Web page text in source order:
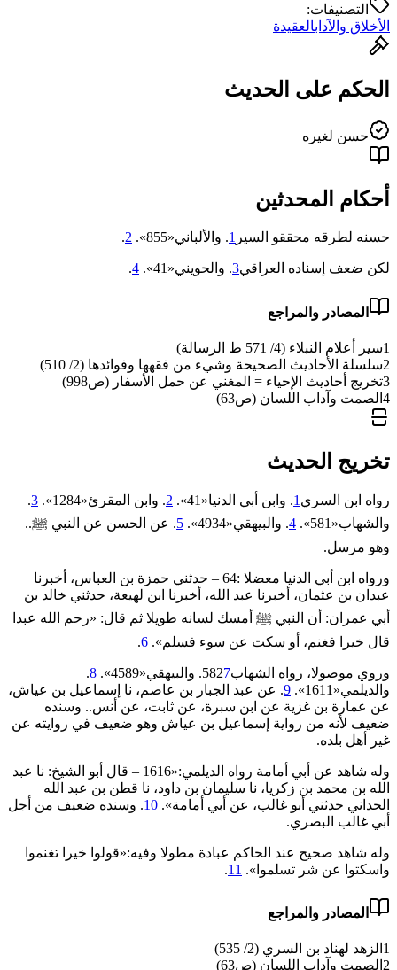
التصنيفات:
الأخلاق والآدابالعقيدة
الحكم على الحديث
حسن لغيره
أحكام المحدثين
حسنه لطرقه محققو السير 1. والألباني«‌‌855». 2
.
لكن ضعف إسناده العراقي3. والحويني«41». 4
.
المصادر والمراجع
1سير أعلام النبلاء (4/ 571 ط الرسالة)
2سلسلة الأحاديث الصحيحة وشيء من فقهها وفوائدها (2/ 510)
3تخريج أحاديث الإحياء = المغني عن حمل الأسفار (ص998)
4 الصمت وآداب اللسان (ص63)
تخريج الحديث
رواه ابن السري 1. وابن أبي الدنيا«41». 2. وابن المقرئ«1284». 3
.
والشهاب«581».
4. والبيهقي«4934». 5. عن الحسن عن النبي ﷺ..
وهو مرسل.
ورواه ابن أبي الدنيا معضلا :64 – حدثني حمزة بن العباس، أخبرنا
عبدان بن عثمان، أخبرنا عبد الله، أخبرنا ابن لهيعة، حدثني خالد بن
أبي عمران: أن النبي ﷺ أمسك لسانه طويلا ثم قال: «رحم الله عبدا
قال خيرا ‌فغنم، ‌أو ‌سكت عن سوء فسلم». 6
.
وروي موصولا، رواه الشهاب5827 . والبيهقي«4589». 8
.
والديلمي«1611».
9. عن عبد الجبار بن عاصم، نا إسماعيل بن عياش،
عن عمارة بن غزية عن ابن سبرة، عن ثابت، عن أنس.. وسنده
ضعيف لأنه من رواية إسماعيل بن عياش وهو ضعيف في روايته عن
غير أهل بلده.
وله شاهد عن أبي أمامة رواه الديلمي:«1616 – قال أبو الشيخ: نا عبد
الله بن محمد بن زكريا، نا سليمان بن داود، نا قطن بن عبد الله
الحداني حدثني أبو غالب، عن أبي أمامة». 10. وسنده ضعيف من أجل
أبي غالب البصري.
وله شاهد صحيح عند الحاكم عبادة مطولا وفيه:‌«قولوا ‌خيرا ‌تغنموا
واسكتوا عن شر تسلموا». 11
.
المصادر والمراجع
1 الزهد لهناد بن السري (2/ 535)
2 الصمت وآداب اللسان (ص63)